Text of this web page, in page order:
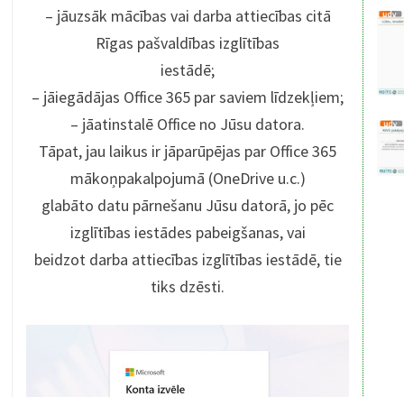
– jāuzsāk mācības vai darba attiecības citā
Rīgas pašvaldības izglītības
iestādē;
– jāiegādājas Office 365 par saviem līdzekļiem;
– jāatinstalē Office no Jūsu datora.
Tāpat, jau laikus ir jāparūpējas par Office 365
mākoņpakalpojumā (OneDrive u.c.)
glabāto datu pārnešanu Jūsu datorā, jo pēc
izglītības iestādes pabeigšanas, vai
beidzot darba attiecības izglītības iestādē, tie
tiks dzēsti.